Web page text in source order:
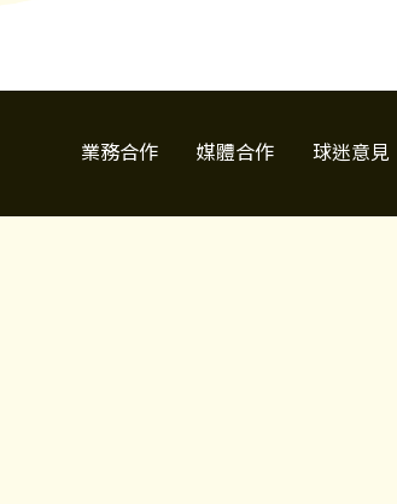
業務合作 媒體合作 球迷意見